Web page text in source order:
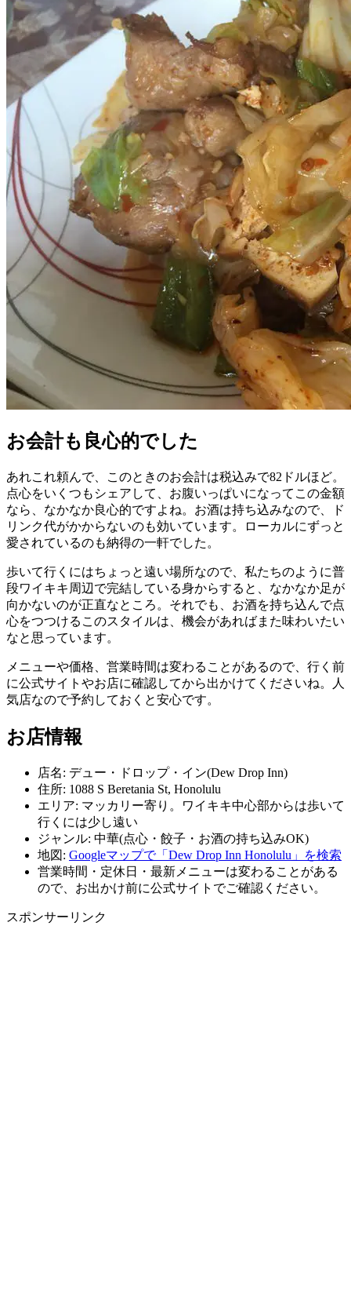
お会計も良心的でした
あれこれ頼んで、このときのお会計は税込みで82ドルほど。
点心をいくつもシェアして、お腹いっぱいになってこの金額
なら、なかなか良心的ですよね。お酒は持ち込みなので、ド
リンク代がかからないのも効いています。ローカルにずっと
愛されているのも納得の一軒でした。
歩いて行くにはちょっと遠い場所なので、私たちのように普
段ワイキキ周辺で完結している身からすると、なかなか足が
向かないのが正直なところ。それでも、お酒を持ち込んで点
心をつつけるこのスタイルは、機会があればまた味わいたい
なと思っています。
メニューや価格、営業時間は変わることがあるので、行く前
に公式サイトやお店に確認してから出かけてくださいね。人
気店なので予約しておくと安心です。
お店情報
店名: デュー・ドロップ・イン(Dew Drop Inn)
住所: 1088 S Beretania St, Honolulu
エリア: マッカリー寄り。ワイキキ中心部からは歩いて
行くには少し遠い
ジャンル: 中華(点心・餃子・お酒の持ち込みOK)
地図: Googleマップで「Dew Drop Inn Honolulu」を検索
営業時間・定休日・最新メニューは変わることがある
ので、お出かけ前に公式サイトでご確認ください。
スポンサーリンク